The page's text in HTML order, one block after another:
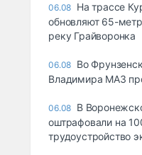
06.08 На трассе
обновляют 65-
реку Грайворонка
06.08 Во
Владимира МАЗ
06.08 В
оштрафовали на
трудоустройство